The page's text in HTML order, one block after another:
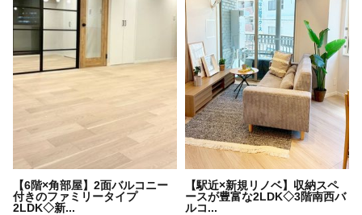
【6階×角部屋】2面バルコニー
付きのファミリータイプ
2LDK◇新...
【駅近×新規リノベ】収納スペ
ースが豊富な2LDK◇3階南西バ
ルコ...